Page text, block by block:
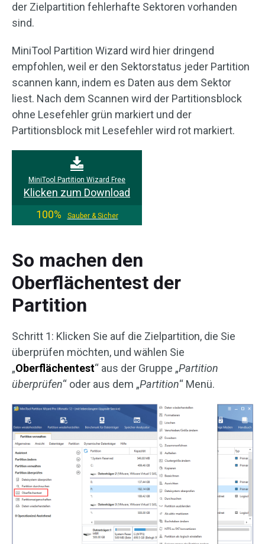
der Zielpartition fehlerhafte Sektoren vorhanden
sind.
MiniTool Partition Wizard wird hier dringend
empfohlen, weil er den Sektorstatus jeder Partition
scannen kann, indem es Daten aus dem Sektor
liest. Nach dem Scannen wird der Partitionsblock
ohne Lesefehler grün markiert und der
Partitionsblock mit Lesefehler wird rot markiert.
MiniTool Partition Wizard Free
Klicken zum Download
100%
Sauber & Sicher
So machen den
Oberflächentest der
Partition
Schritt 1: Klicken Sie auf die Zielpartition, die Sie
überprüfen möchten, und wählen Sie
„Oberflächentest“ aus der Gruppe „Partition
überprüfen“ oder aus dem „Partition“ Menü.